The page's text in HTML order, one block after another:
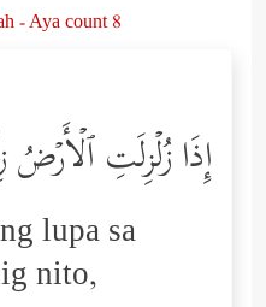
- Aya count 8
إِذَا زُلۡزِلَتِ ٱلۡأَرۡضُ
lupa sa
nito,